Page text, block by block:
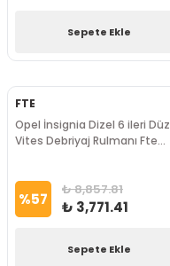
Sepete Ekle
FTE
Opel İnsignia Dizel 6 ileri Düz
Vites Debriyaj Rulmanı Fte
%57 ₺ 8,857.81
₺ 3,771.41
Sepete Ekle